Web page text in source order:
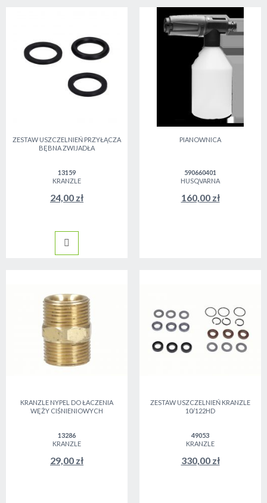
ZESTAW USZCZELNIEŃ PRZYŁĄCZA
BĘBNA ZWIJADŁA
13159
KRANZLE
24,00 zł
PIANOWNICA
590660401
HUSQVARNA
160,00 zł
KRANZLE NYPEL DO ŁACZENIA
WĘŻY CIŚNIENIOWYCH
13286
KRANZLE
29,00 zł
ZESTAW USZCZELNIEŃ KRANZLE
10/122HD
49053
KRANZLE
330,00 zł